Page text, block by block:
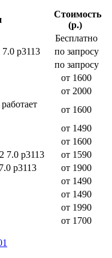
Стоимость
(р.)
Бесплатно
7.0 p3113
по запросу
по запросу
от 1600
от 2000
от 1600
от 1490
от 1600
7.0 p3113
от 1590
p3113
от 1900
от 1490
от 1490
от 1990
от 1700